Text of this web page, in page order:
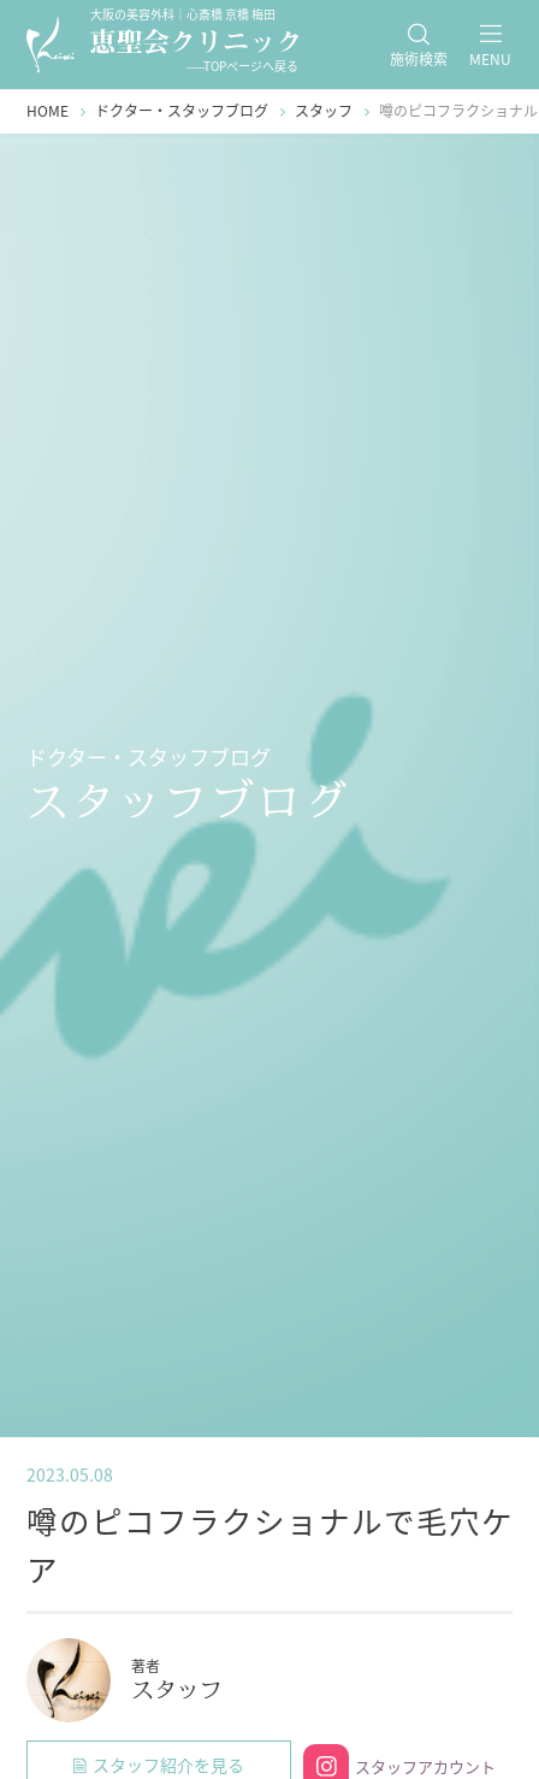
大阪の美容外科｜心斎橋 京橋 梅田
-----TOPページへ戻る 施術検索 MENU
HOME ドクター・スタッフブログ スタッフ 噂のピコフラクショナ
ドクター・スタッフブログ
スタッフブログ
2023.05.08
噂のピコフラクショナルで毛穴ケ
ア
著者
スタッフ
スタッフ紹介を見る スタッフアカウント